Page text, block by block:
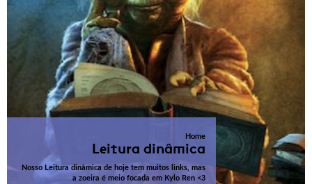
Home
Leitura dinâmica
Nosso Leitura dinâmica de hoje tem muitos links, mas
a zoeira é meio focada em Kylo Ren <3